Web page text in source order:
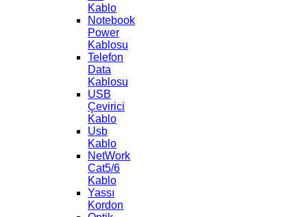
Kablo
Notebook
Power
Kablosu
Telefon
Data
Kablosu
USB
Çevirici
Kablo
Usb
Kablo
NetWork
Cat5/6
Kablo
Yassı
Kordon